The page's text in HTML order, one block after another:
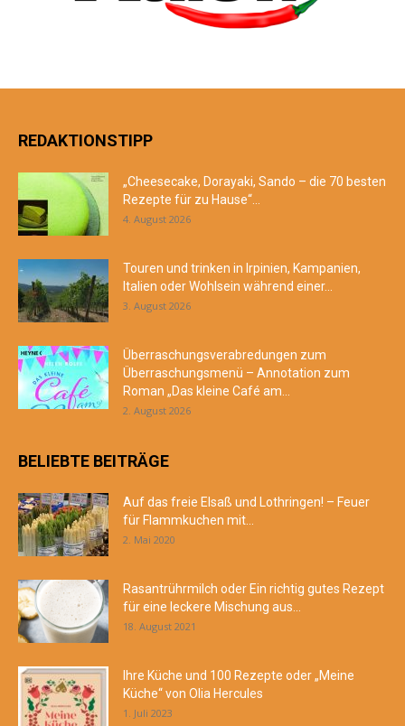
REDAKTIONSTIPP
„Cheesecake, Dorayaki, Sando – die 70 besten
Rezepte für zu Hause“...
4. August 2026
Touren und trinken in Irpinien, Kampanien,
Italien oder Wohlsein während einer...
3. August 2026
Überraschungsverabredungen zum
Überraschungsmenü – Annotation zum
Roman „Das kleine Café am...
2. August 2026
BELIEBTE BEITRÄGE
Auf das freie Elsaß und Lothringen! – Feuer
für Flammkuchen mit...
2. Mai 2020
Rasantrührmilch oder Ein richtig gutes Rezept
für eine leckere Mischung aus...
18. August 2021
Ihre Küche und 100 Rezepte oder „Meine
Küche“ von Olia Hercules
1. Juli 2023